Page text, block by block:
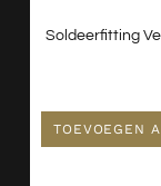
Soldeerfitting
TOEVOEGEN